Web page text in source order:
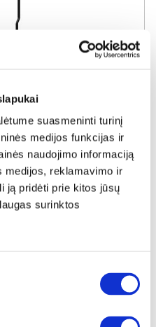
suasmeninti turinį
medijos funkcijas ir
naudojimo informaciją
medijos, reklamavimo ir
ją pridėti prie kitos jūsų
surinktos
(Juodos)